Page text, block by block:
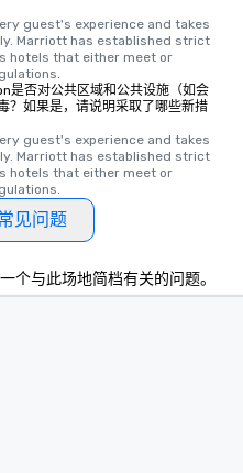
guest's experience and takes
Marriott has established strict
hotels that either meet or
否对公共区域和公共设施（如会
？如果是，请说明采取了哪些新措
guest's experience and takes
Marriott has established strict
hotels that either meet or
见问题
一个与此场地简档有关的问题。